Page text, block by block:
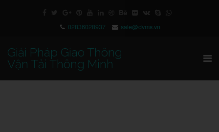
02836028937 sale@dvms.vn
Giải Pháp Giao Thông
Vận Tải Thông Minh